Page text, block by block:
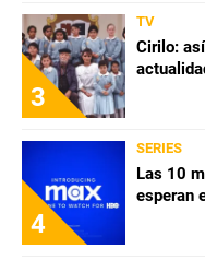
3
TV
Cirilo:
4
SERIES
Las 10
esperan